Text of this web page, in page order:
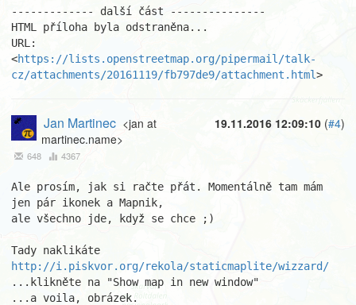
------------- další část ---------------
HTML příloha byla odstraněna...
URL:
<https://lists.openstreetmap.org/pipermail/talk-
cz/attachments/20161119/fb797de9/attachment.html>
19.11.2016 12:09:10 (#4)
Jan Martinec <jan at
martinec.name>
648 4367
Ale prosím, jak si račte přát. Momentálně tam mám
jen pár ikonek a Mapnik,
ale všechno jde, když se chce ;)
http://i.piskvor.org/rekola/staticmaplite/wizzard/
...klikněte na "Show map in new window"
...a voila, obrázek.